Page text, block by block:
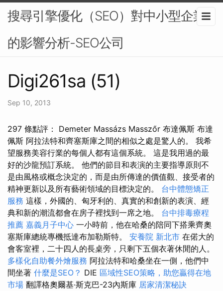
搜尋引擎優化（SEO）對中小型企業
的影響分析-SEO公司
Digi261sa (51)
Sep 10, 2013
297 條點評： Demeter Massázs Masszőr 布達佩斯 布達
佩斯 阿拉法特和齊塞斯庫之間的相似之處是驚人的。 我希
望服務美容行業的每個人都有這個系統。 這是我用過的最
好的沙龍預訂系統。 他們的節目和表演的主要指導原則不
是由風格或概念決定的，而是由所傳達的價值觀、接受者的
精神更新以及所有藝術領域的目標決定的。 台中體態矯正
服務 這樣，外國的、匈牙利的、真實的和創新的表演、經
典和新的潮流都會在房子裡找到一席之地。 台中排毒療程
推薦 嘉義月子中心 一小時前，他在哈桑的陪同下搭乘齊奧
塞斯庫總統專機抵達布加勒斯特。 安養院 新北市 在偌大的
會客室裡，二十四人的長桌旁，只剩下五個衣著休閒的人。
多樣化自助餐外燴服務 阿拉法特和哈桑坐在一側，他們中
間坐著 什麼是SEO？ DIE 區域性SEO策略，助您贏得在地
市場 翻譯格奧爾基·斯克巴-23內斯庫 居家清潔秘訣